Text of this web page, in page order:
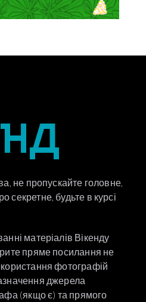
не пропускайте головне,
секретне, будьте в курсі
матеріалів Вікенду
пряме посилання не
фотографій
джерела
(якщо є) та прямого